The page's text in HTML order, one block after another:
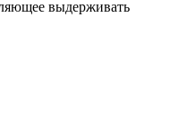
выдерживать